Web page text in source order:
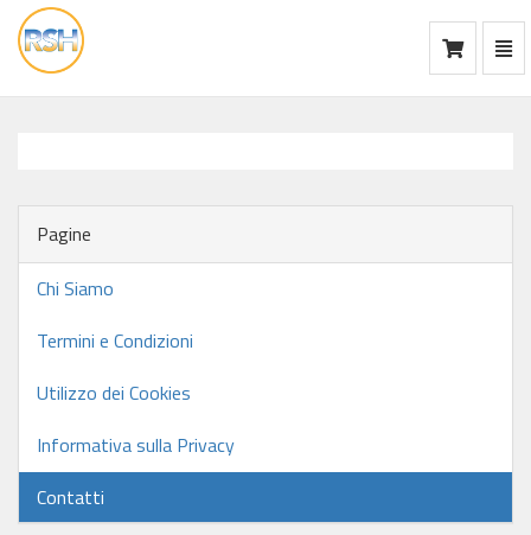
vai
alla
Pagine
Chi Siamo
Termini e Condizioni
Utilizzo dei Cookies
Informativa sulla Privacy
Contatti